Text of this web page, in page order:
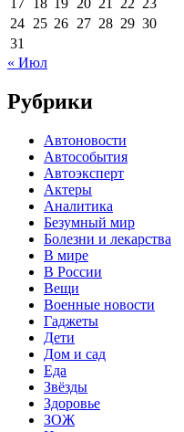
17 18 19 20 21 22 23
24 25 26 27 28 29 30
31
« Июл
Рубрики
Автоновости
Автособытия
Автоэксперт
Актеры
Аналитика
Безумный мир
Болезни и лекарства
В мире
В России
Вещи
Военные новости
Гаджеты
Дети
Дом и сад
Еда
Звёзды
Здоровье
ЗОЖ